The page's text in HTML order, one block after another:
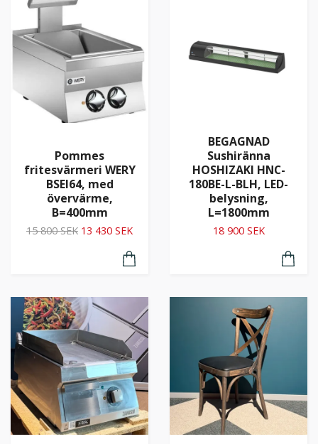
Pommes
fritesvärmeri WERY
BSEI64, med
övervärme,
B=400mm
15 800 SEK 13 430 SEK
BEGAGNAD
Sushiränna
HOSHIZAKI HNC-
180BE-L-BLH, LED-
belysning,
L=1800mm
18 900 SEK